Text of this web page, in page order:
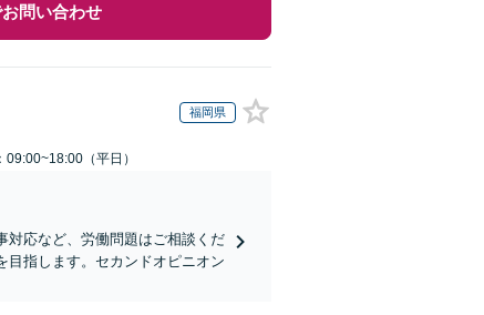
問い合わせ
福岡県
09:00~18:00（平日）
対応など、労働問題はご相談くだ
目指します。セカンドオピニオン